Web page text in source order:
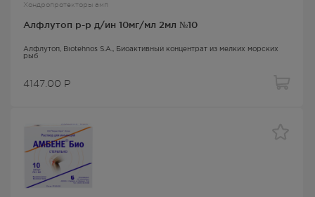
Хондропротекторы амп
Алфлутоп р-р д/ин 10мг/мл 2мл №10
Алфлутоп , Biotehnos S.A., Биоактивный концентрат из мелких морских
рыб
4147.00 Р